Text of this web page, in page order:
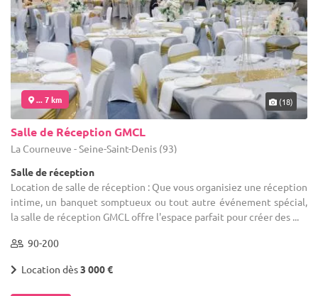
... 7 km (18)
Salle de Réception GMCL
La Courneuve - Seine-Saint-Denis (93)
Salle de réception
Location de salle de réception : Que vous organisiez une réception
intime, un banquet somptueux ou tout autre événement spécial,
la salle de réception GMCL offre l'espace parfait pour créer des ...
90-200
Location dès3 000 €